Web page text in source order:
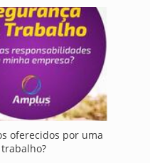
oferecidos por uma